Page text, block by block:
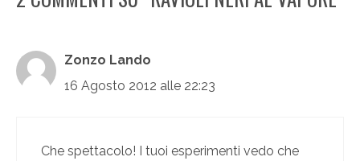
Zonzo Lando
16 Agosto 2012 alle 22:23
Che spettacolo! I tuoi esperimenti vedo che